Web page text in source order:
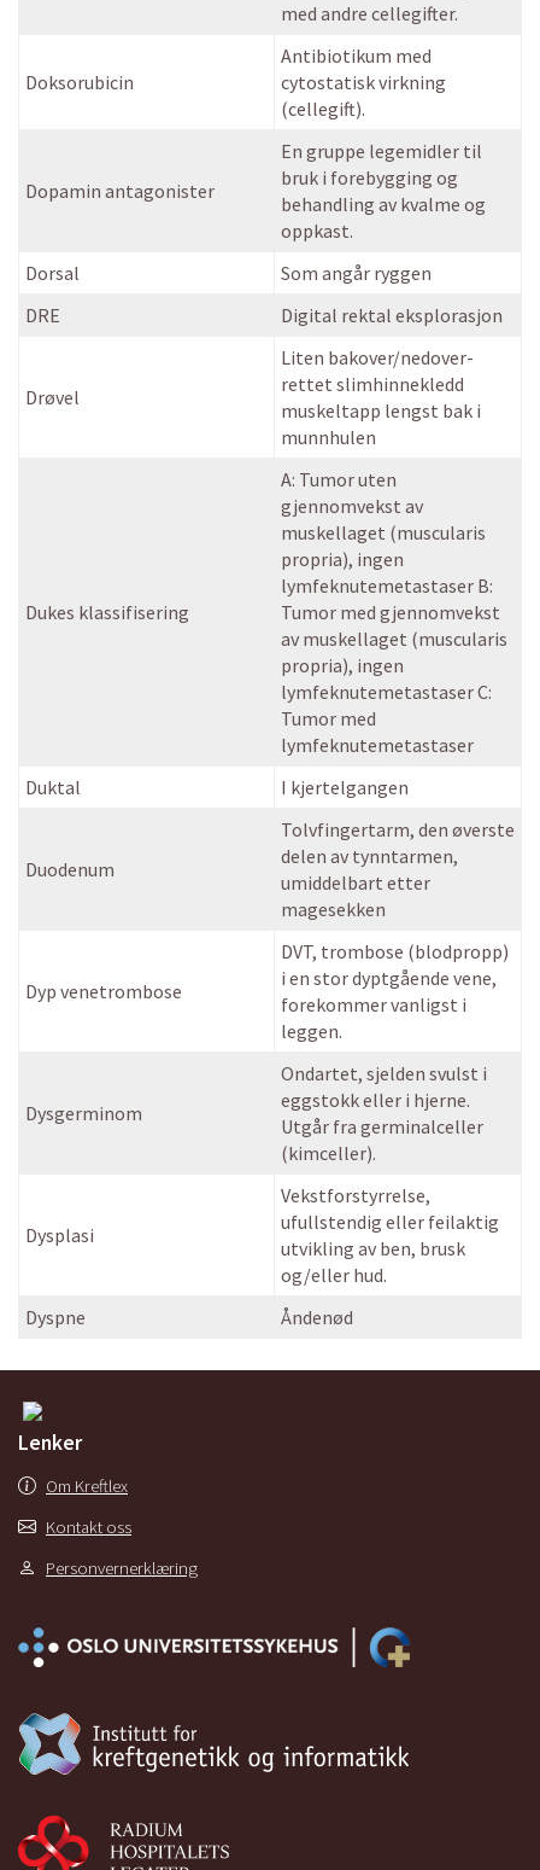
med andre cellegifter.
Doksorubicin
Antibiotikum med
cytostatisk virkning
(cellegift).
Dopamin antagonister
En gruppe legemidler til
bruk i forebygging og
behandling av kvalme og
oppkast.
Dorsal
Som angår ryggen
DRE
Digital rektal eksplorasjon
Drøvel
Liten bakover/nedover-
rettet slimhinnekledd
muskeltapp lengst bak i
munnhulen
Dukes klassifisering
A: Tumor uten
gjennomvekst av
muskellaget (muscularis
propria), ingen
lymfeknutemetastaser B:
Tumor med gjennomvekst
av muskellaget (muscularis
propria), ingen
lymfeknutemetastaser C:
Tumor med
lymfeknutemetastaser
Duktal
I kjertelgangen
Duodenum
Tolvfingertarm, den øverste
delen av tynntarmen,
umiddelbart etter
magesekken
Dyp venetrombose
DVT, trombose (blodpropp)
i en stor dyptgående vene,
forekommer vanligst i
leggen.
Dysgerminom
Ondartet, sjelden svulst i
eggstokk eller i hjerne.
Utgår fra germinalceller
(kimceller).
Dysplasi
Vekstforstyrrelse,
ufullstendig eller feilaktig
utvikling av ben, brusk
og/eller hud.
Dyspne
Åndenød
Lenker
Om Kreftlex
Kontakt oss
Personvernerklæring